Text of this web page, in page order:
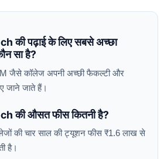
की पढ़ाई के लिए सबसे अच्छा
सा है?
जैसे कॉलेज अपनी अच्छी फैकल्टी और
जाने जाते हैं।
की औसत फीस कितनी है?
की चार साल की ट्यूशन फीस ₹1.6 लाख से
है।